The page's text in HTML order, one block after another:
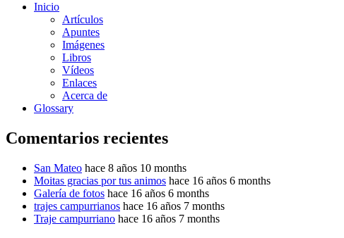
Inicio
Artículos
Apuntes
Imágenes
Libros
Vídeos
Enlaces
Acerca de
Glossary
Comentarios recientes
San Mateo hace 8 años 10 months
Moitas gracias por tus animos hace 16 años 6 months
Galería de fotos hace 16 años 6 months
trajes campurrianos hace 16 años 7 months
Traje campurriano hace 16 años 7 months